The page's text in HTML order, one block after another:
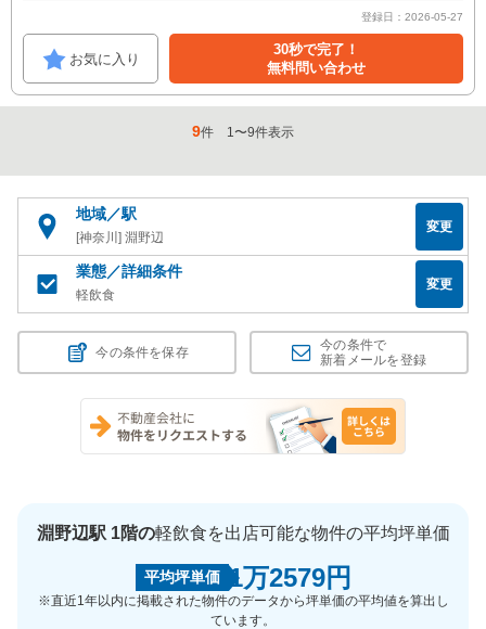
登録日：2026-05-27
お気に入り
30秒で完了！
無料問い合わせ
9件 1〜9件表示
地域／駅
[神奈川] 淵野辺
変更
業態／詳細条件
軽飲食
変更
今の条件を保存
今の条件で
新着メールを登録
淵野辺駅 1階の軽飲食を出店可能な物件の平均坪単価
平均坪単価 1万2579円
※直近1年以内に掲載された物件のデータから坪単価の平均値を算出し
ています。